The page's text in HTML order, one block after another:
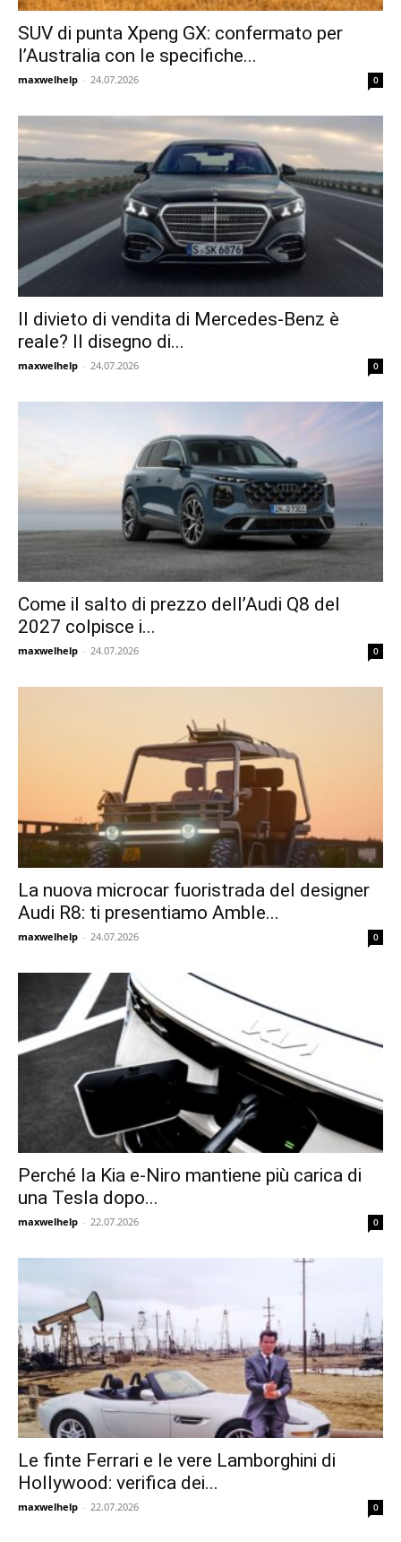
SUV di punta Xpeng GX: confermato per
l’Australia con le specifiche...
maxwelhelp - 24.07.2026 0
Il divieto di vendita di Mercedes-Benz è
reale? Il disegno di...
maxwelhelp - 24.07.2026 0
Come il salto di prezzo dell’Audi Q8 del
2027 colpisce i...
maxwelhelp - 24.07.2026 0
La nuova microcar fuoristrada del designer
Audi R8: ti presentiamo Amble...
maxwelhelp - 24.07.2026 0
Perché la Kia e-Niro mantiene più carica di
una Tesla dopo...
maxwelhelp - 22.07.2026 0
Le finte Ferrari e le vere Lamborghini di
Hollywood: verifica dei...
maxwelhelp - 22.07.2026 0